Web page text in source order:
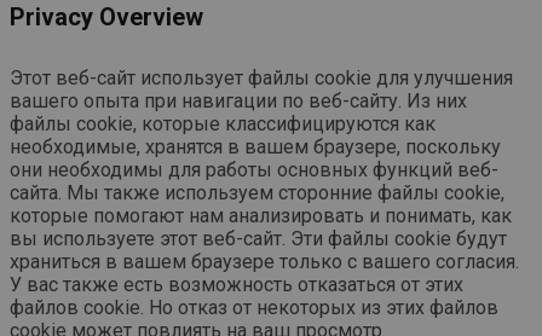
Privacy Overview
Этот веб-сайт использует файлы cookie для улучшения
вашего опыта при навигации по веб-сайту. Из них
файлы cookie, которые классифицируются как
необходимые, хранятся в вашем браузере, поскольку
они необходимы для работы основных функций веб-
сайта. Мы также используем сторонние файлы cookie,
которые помогают нам анализировать и понимать, как
вы используете этот веб-сайт. Эти файлы cookie будут
храниться в вашем браузере только с вашего согласия.
У вас также есть возможность отказаться от этих
файлов cookie. Но отказ от некоторых из этих файлов
cookie может повлиять на ваш просмотр.